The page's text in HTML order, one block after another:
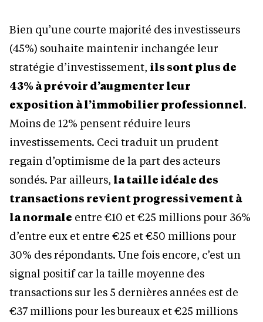
Bien qu’une courte majorité des investisseurs
(45%) souhaite maintenir inchangée leur
stratégie d’investissement, ils sont plus de
43% à prévoir d’augmenter leur
exposition à l’immobilier professionnel.
Moins de 12% pensent réduire leurs
investissements. Ceci traduit un prudent
regain d’optimisme de la part des acteurs
sondés. Par ailleurs, la taille idéale des
transactions revient progressivement à
la normale entre €10 et €25 millions pour 36%
d’entre eux et entre €25 et €50 millions pour
30% des répondants. Une fois encore, c’est un
signal positif car la taille moyenne des
transactions sur les 5 dernières années est de
€37 millions pour les bureaux et €25 millions